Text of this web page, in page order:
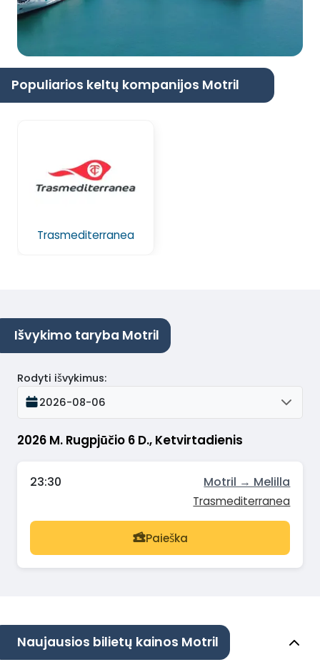
Populiarios keltų kompanijos Motril
Trasmediterranea
Išvykimo taryba Motril
2026 M. Rugpjūčio 6 D., Ketvirtadienis
Rodyti išvykimus:
2026-08-06
23:30 Motril → Melilla
Trasmediterranea
Paieška
Naujausios bilietų kainos Motril